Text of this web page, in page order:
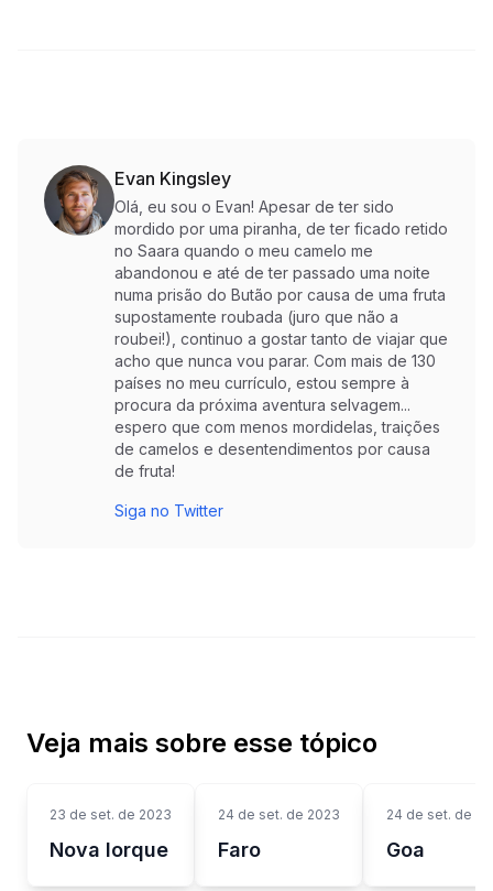
Evan Kingsley
Olá, eu sou o Evan! Apesar de ter sido
mordido por uma piranha, de ter ficado retido
no Saara quando o meu camelo me
abandonou e até de ter passado uma noite
numa prisão do Butão por causa de uma fruta
supostamente roubada (juro que não a
roubei!), continuo a gostar tanto de viajar que
acho que nunca vou parar. Com mais de 130
países no meu currículo, estou sempre à
procura da próxima aventura selvagem...
espero que com menos mordidelas, traições
de camelos e desentendimentos por causa
de fruta!
Siga no Twitter
Veja mais sobre esse tópico
23 de set. de 2023
Nova Iorque
24 de set. de 2023
Faro
24 de set. de
Goa